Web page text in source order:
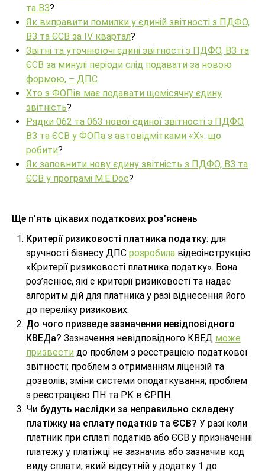
та ВЗ?
Як виправити помилки у єдиній звітності з ПДФО,
ВЗ та ЄСВ за IV квартал?
Звітні та уточнюючі єдині звітності з ПДФО, ВЗ та
ЄСВ за минулі періоди слід подавати за новою
формою, – ДПС
Хто з ФОПів має подавати щомісячну єдину
звітність?
Рядки 062 та 063 нової єдиної звітності з ПДФО,
ВЗ та ЄСВ у ФОПа з автовідмітками «Х»: що
робити?
Як заповнити нову єдину звітність з ПДФО, ВЗ та
ЄСВ у програмі M.E.Doc?
Ще п’ять цікавих податкових роз’яснень
Критерії ризиковості платника податку: для
зручності бізнесу ДПС розробила відеоінструкцію
«Критерії ризиковості платника податку». Вона
роз’яснює, які є критерії ризиковості та надає
алгоритм дій для платника у разі віднесення його
до переліку ризикових.
До чого призведе зазначення невідповідного
КВЕДа? Зазначення невідповідного КВЕД може
призвести до проблем з реєстрацією податкової
звітності; проблем з отриманням ліцензій та
дозволів; зміни системи оподаткування; проблем
з реєстрацією ПН та РК в ЄРПН.
Чи будуть наслідки за неправильно складену
платіжку на сплату податків та ЄСВ? У разі коли
платник при сплаті податків або ЄСВ у призначенні
платежу у платіжці не зазначив або зазначив код
виду сплати, який відсутній у додатку 1 до